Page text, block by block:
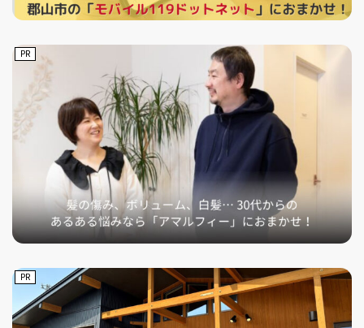
PR
PR